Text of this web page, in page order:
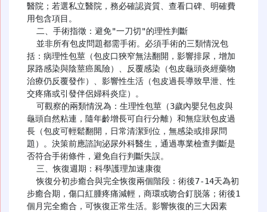
醫院；若選私立醫院，務必確認資質、查看口碑、明確費
用包含項目。
括：病理性包莖（包皮口狹窄無法翻開，影響排尿，增加
尿路感染與陰莖癌風險）、反覆感染（包皮龜頭炎經藥物
治療仍反覆發作）、影響性生活（包皮過長導致早泄、性
交疼痛或引發伴侶婦科炎症）。
龜頭自然粘連，隨年齡增長可自行分離）和無症狀包皮過
長（包皮可輕鬆翻開，日常清潔到位，無感染或排尿問
題）。決策前應諮詢泌尿外科醫生，通過專業檢查判斷是
否符合手術條件，避免自行判斷失誤。
  恢復分初步癒合與完全恢復兩個階段：術後7-14天為初
步癒合期，傷口紅腫疼痛減輕，商環或吻合釘脱落；術後1
個月完全癒合，可恢復正常生活。影響恢復的三大因素